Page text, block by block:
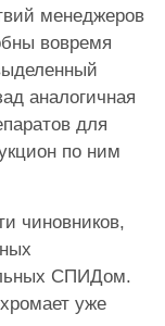
менеджеров
вовремя
аналогичная
для
по ним
чиновников,
СПИДом.
уже